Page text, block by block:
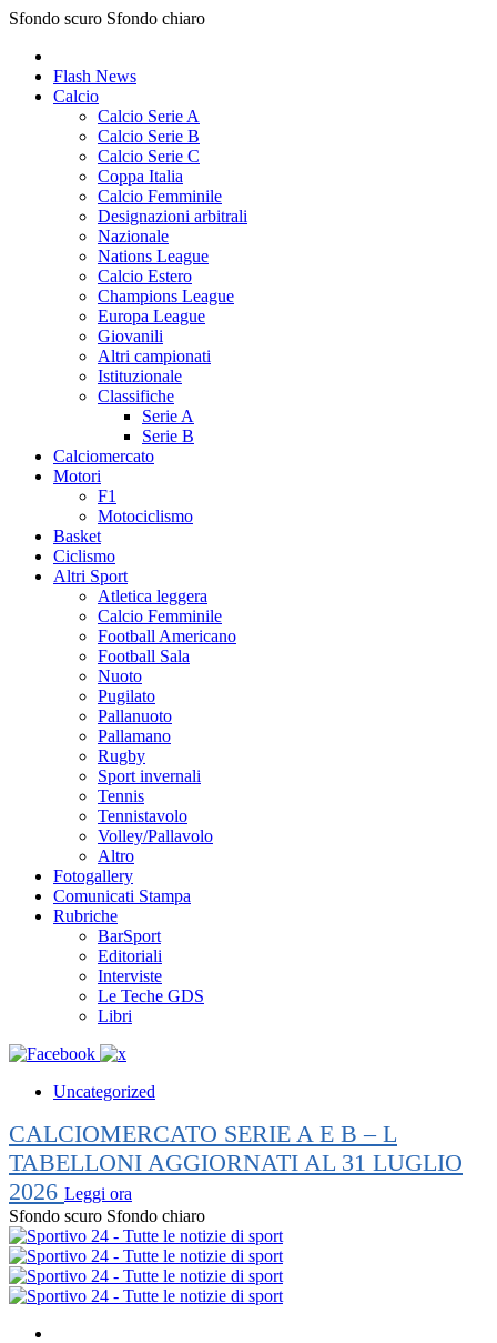
Sfondo scuro Sfondo chiaro
Flash News
Calcio
Calcio Serie A
Calcio Serie B
Calcio Serie C
Coppa Italia
Calcio Femminile
Designazioni arbitrali
Nazionale
Nations League
Calcio Estero
Champions League
Europa League
Giovanili
Altri campionati
Istituzionale
Classifiche
Serie A
Serie B
Calciomercato
Motori
F1
Motociclismo
Basket
Ciclismo
Altri Sport
Atletica leggera
Calcio Femminile
Football Americano
Football Sala
Nuoto
Pugilato
Pallanuoto
Pallamano
Rugby
Sport invernali
Tennis
Tennistavolo
Volley/Pallavolo
Altro
Fotogallery
Comunicati Stampa
Rubriche
BarSport
Editoriali
Interviste
Le Teche GDS
Libri
Uncategorized
CALCIOMERCATO SERIE A E B – L
TABELLONI AGGIORNATI AL 31 LUGLIO
2026 Leggi ora
Sfondo scuro Sfondo chiaro